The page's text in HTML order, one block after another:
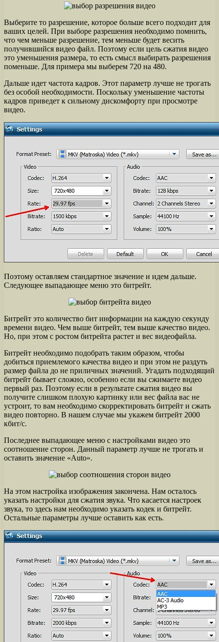
Выберите то разрешение, которое больше всего подходит для
ваших целей. При выборе разрешения необходимо помнить,
что чем меньше разрешение, тем меньше будет весить
получившийся видео файл. Поэтому если цель сжатия видео
это уменьшения размера, то есть смысл выбирать разрешения
поменьше. Для примера мы выберем 720 на 480.
Дальше идет частота кадров. Этот параметр лучше не трогать
без особой необходимости. Поскольку уменьшение частоты
кадров приведет к сильному дискомфорту при просмотре
видео.
Поэтому оставляем стандартное значение и идем дальше.
Следующее выпадающее меню это битрейт.
Битрейт это количество бит информации на каждую секунду
времени видео. Чем выше битрейт, тем выше качество видео.
Но, при этом с ростом битрейта растет и вес видеофайла.
Битрейт необходимо подобрать таким образом, чтобы
добиться приемлемого качества видео и при этом не раздуть
размер файла до не приличных значений. Угадать подходящий
битрейт бывает сложно, особенно если вы сжимаете видео
первый раз. Поэтому если в результате сжатия видео вы
получите слишком плохую картинку или вес файла вас не
устроит, то вам необходимо скорректировать битрейт и сжать
видео повторно. В нашем случае мы укажем битрейт 2000
кбит/с.
Последнее выпадающее меню с настройками видео это
соотношение сторон. Данный параметр лучше не трогать и
оставить значение «Auto».
На этом настройка изображения закончена. Нам осталось
указать настройки для сжатия звука. Что касается настроек
звука, то здесь нам необходимо указать кодек и битрейт.
Остальные параметры лучше оставить как есть.